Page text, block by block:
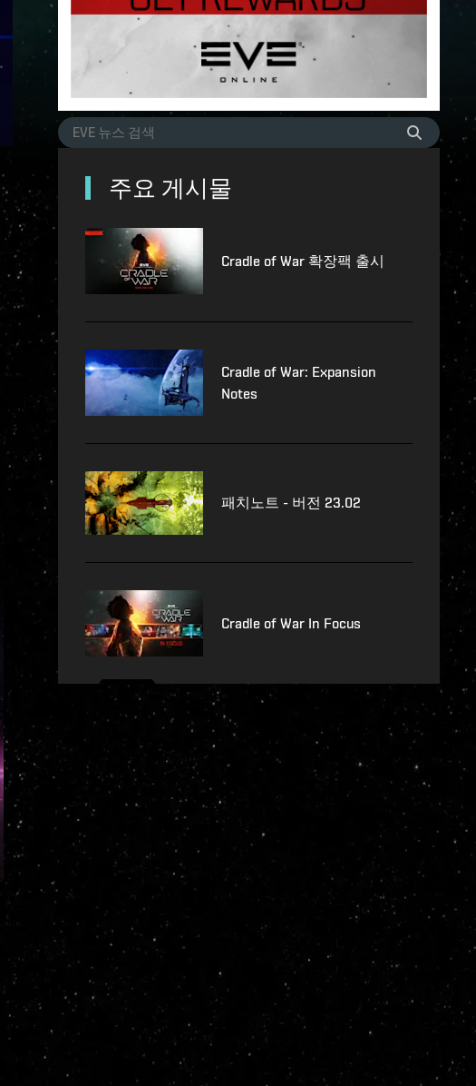
주요 게시물
Cradle of War 확장팩 출시
Cradle of War: Expansion
Notes
패치노트 - 버전 23.02
Cradle of War In Focus